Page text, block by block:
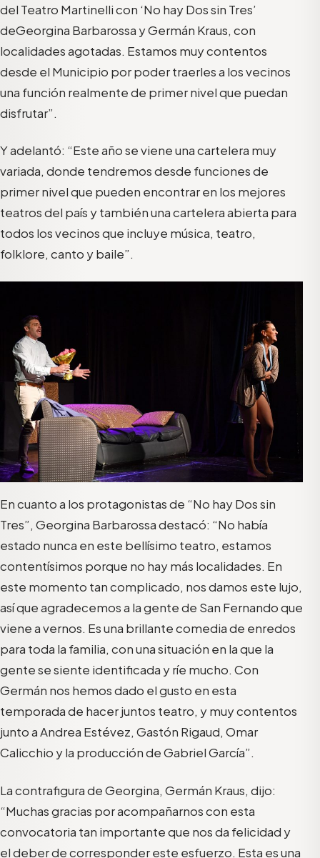
del Teatro Martinelli con ‘No hay Dos sin Tres’
deGeorgina Barbarossa yGermán Kraus, con
localidadesagotadas. Estamos muy contentos
desde el Municipio por poder traerles a los vecinos
una función realmente de primer nivel que puedan
disfrutar”.
Y adelantó: “Este año se viene una cartelera muy
variada, donde tendremos desde funciones de
primer nivel que pueden encontrar en los mejores
teatros del país y también una cartelera abierta para
todos los vecinos que incluye música, teatro,
folklore, canto y baile”.
En cuanto a los protagonistas de “No hay Dos sin
Tres”, Georgina Barbarossa destacó: “No había
estado nunca en este bellísimo teatro, estamos
contentísimos porque no hay más localidades. En
este momento tan complicado, nos damos este lujo,
así que agradecemos a la gente de San Fernando que
viene a vernos. Es una brillante comedia de enredos
para toda la familia, con una situación en la que la
gente sesiente identificada y ríe mucho. Con
Germán nos hemos dado el gusto en esta
temporada de hacer juntos teatro, y muy contentos
junto aAndrea Estévez, Gastón Rigaud, Omar
Calicchio y la producción de Gabriel García”.
La contrafigura de Georgina, Germán Kraus, dijo:
“Muchas gracias por acompañarnos con esta
convocatoria tan importante que nos da felicidad y
el deber decorresponder este esfuerzo. Esta es una